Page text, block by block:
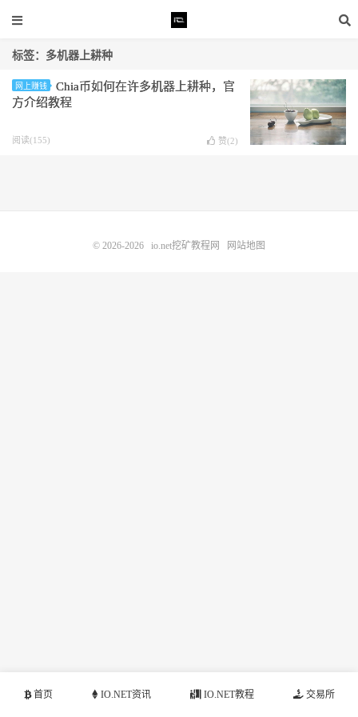
标签：多机器上耕种
网上赚钱
Chia币如何在许多机器上耕种，官
方介绍教程
阅读(155) 赞(2)
首页 IO.NET资讯 IO.NET教程 交易所
© 2026-2026 io.net挖矿教程网 网站地图